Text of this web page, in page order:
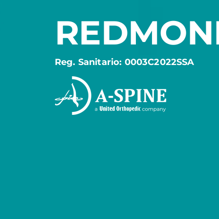
Reg. Sanitario: 0003C2022SSA